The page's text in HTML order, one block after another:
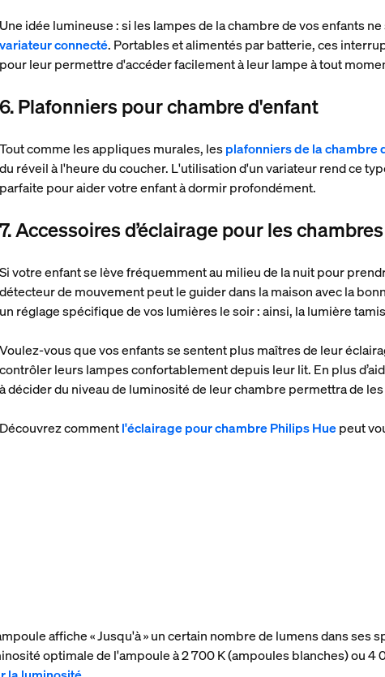
Une idée lumineuse : si les lampes de la chambre de vos enfants
variateur connecté. Portables et alimentés par batterie, ces
pour leur permettre d'accéder facilement à leur lampe à tout
6. Plafonniers pour chambre d'enfant
Tout comme les appliques murales, lesplafonniers de la chambre
du réveil à l'heure du coucher. L'utilisation d'un variateur rend ce
parfaite pour aider votre enfant à dormir profondément.
7. Accessoires d’éclairage pour les
Si votre enfant se lève fréquemment au milieu de la nuit pour
détecteur de mouvement peut le guider dans la maison avec la
un réglage spécifique de vos lumières le soir : ainsi, la lumière
Voulez-vous que vos enfants se sentent plus maîtres de leur
contrôler leurs lampes confortablement depuis leur lit. En plus
à décider du niveau de luminosité de leur chambre permettra de
Découvrez commentl'éclairage pour chambre Philips Huepeut
affiche « Jusqu'à » un certain nombre de lumens dans
optimale de l'ampoule à 2 700 K (ampoules blanches) ou